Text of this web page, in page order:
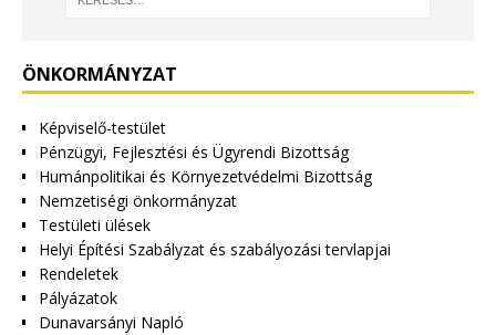
ÖNKORMÁNYZAT
Képviselő-testület
Pénzügyi, Fejlesztési és Ügyrendi Bizottság
Humánpolitikai és Környezetvédelmi Bizottság
Nemzetiségi önkormányzat
Testületi ülések
Helyi Építési Szabályzat és szabályozási tervlapjai
Rendeletek
Pályázatok
Dunavarsányi Napló